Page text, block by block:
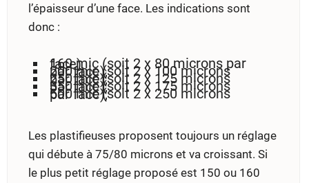
l’épaisseur d’une face. Les indications sont
donc :
160 mic (soit 2 x 80 microns par face),
200 mic (soit 2 x 100 microns par face),
250 mic (soit 2 x 125 microns par face),
350 mic (soit 2 x 175 microns par face),
500 mic (soit 2 x 250 microns par face),
Les plastifieuses proposent toujours un réglage
qui débute à 75/80 microns et va croissant. Si
le plus petit réglage proposé est 150 ou 160